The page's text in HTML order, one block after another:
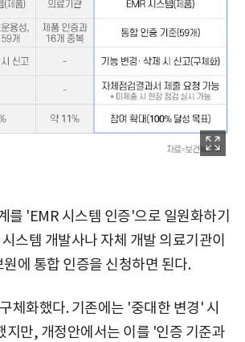
를 'EMR 시스템 인증'으로 일원화하기
스템 개발사나 자체 개발 의료기관이
에 통합 인증을 신청하면 된다.
체화했다. 기존에는 '중대한 변경' 시
지만, 개정안에서는 이를 '인증 기준과